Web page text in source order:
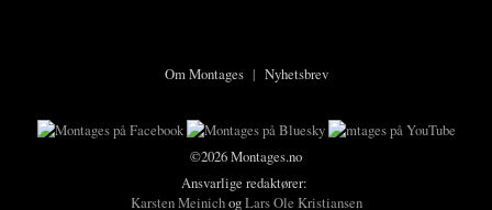
Om Montages| Nyhetsbrev
©2026 Montages.no
Ansvarlige redaktører:
Karsten MeinichogLars Ole Kristiansen